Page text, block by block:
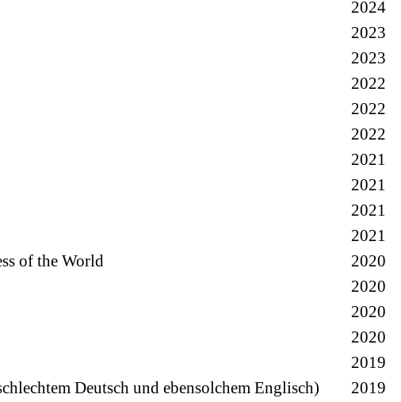
2024
2023
2023
2022
2022
2022
2021
2021
2021
2021
of the World
2020
2020
2020
2020
2019
Deutsch und ebensolchem Englisch)
2019